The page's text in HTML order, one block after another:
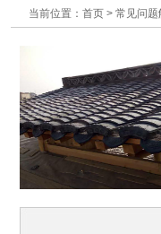
当前位置：首页 > 常见问题